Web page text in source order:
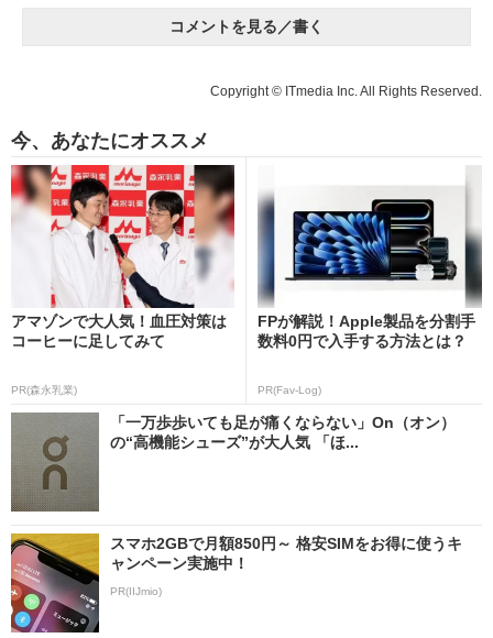
コメントを見る／書く
Copyright © ITmedia Inc. All Rights Reserved.
今、あなたにオススメ
アマゾンで大人気！血圧対策は
コーヒーに足してみて
PR(森永乳業)
FPが解説！Apple製品を分割手
数料0円で入手する方法とは？
PR(Fav-Log)
「一万歩歩いても足が痛くならない」On（オン）
の“高機能シューズ”が大人気 「ほ...
スマホ2GBで月額850円～ 格安SIMをお得に使うキ
ャンペーン実施中！
PR(IIJmio)